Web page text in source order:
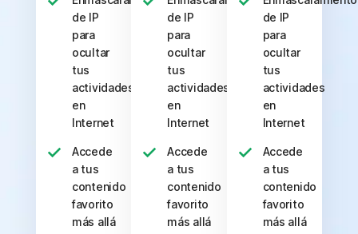
de IP
para
ocultar
tus
actividades
en
Internet
Accede
a tus
contenido
favorito
más allá
de IP
para
ocultar
tus
actividades
en
Internet
Accede
a tus
contenido
favorito
más allá
de IP
para
ocultar
tus
actividades
en
Internet
Accede
a tus
contenido
favorito
más allá